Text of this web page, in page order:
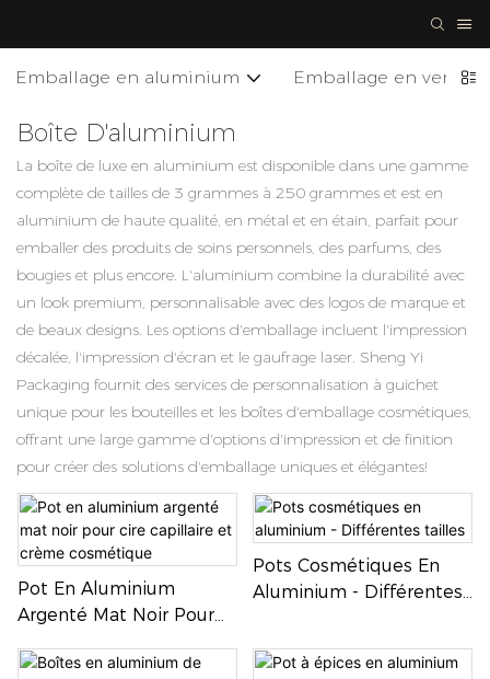
Emballage en aluminium Emballage en verre
Boîte D'aluminium
La boîte de luxe en aluminium est disponible dans une gamme
complète de tailles de 3 grammes à 250 grammes et est en
aluminium de haute qualité, en métal et en étain, parfait pour
emballer des produits de soins personnels, des parfums, des
bougies et plus encore. L'aluminium combine la durabilité avec
un look premium, personnalisable avec des logos de marque et
de beaux designs. Les options d'emballage incluent l'impression
décalée, l'impression d'écran et le gaufrage laser. Sheng Yi
Packaging fournit des services de personnalisation à guichet
unique pour les bouteilles et les boîtes d'emballage cosmétiques,
offrant une large gamme d'options d'impression et de finition
pour créer des solutions d'emballage uniques et élégantes!
Pot En Aluminium
Argenté Mat Noir Pour
Cosmétique
Pots Cosmétiques En
Aluminium - Différentes